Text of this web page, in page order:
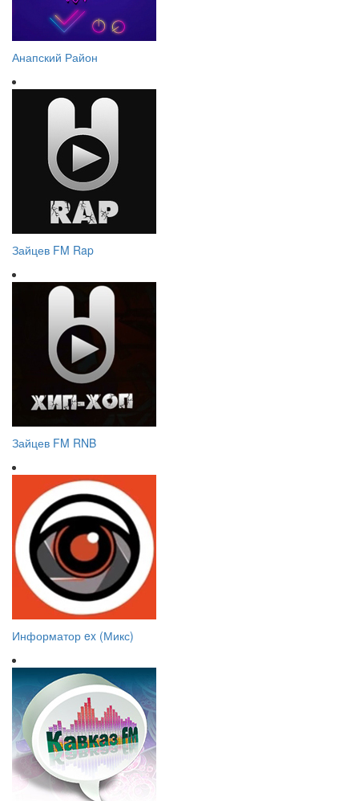
Анапский Район
Зайцев FM Rap
Зайцев FM RNB
Информатор ex (Микс)